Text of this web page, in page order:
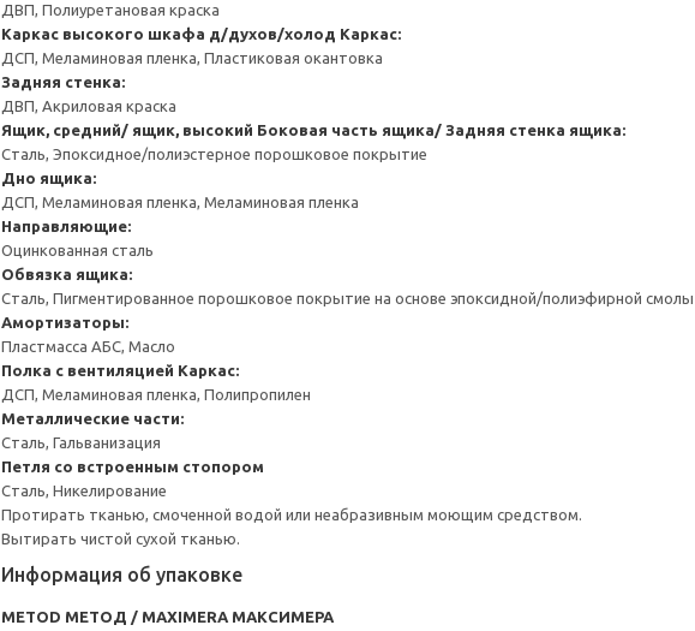
ДВП, Полиуретановая краска
Каркас высокого шкафа д/духов/холод Каркас:
ДСП, Меламиновая пленка, Пластиковая окантовка
Задняя стенка:
ДВП, Акриловая краска
Ящик, средний/ ящик, высокий Боковая часть ящика/ Задняя стенка ящика:
Сталь, Эпоксидное/полиэстерное порошковое покрытие
Дно ящика:
ДСП, Меламиновая пленка, Меламиновая пленка
Направляющие:
Оцинкованная сталь
Обвязка ящика:
Сталь, Пигментированное порошковое покрытие на основе эпоксидной/полиэфирной смолы
Амортизаторы:
Пластмасса АБС, Масло
Полка с вентиляцией Каркас:
ДСП, Меламиновая пленка, Полипропилен
Металлические части:
Сталь, Гальванизация
Петля со встроенным стопором
Сталь, Никелирование
Протирать тканью, смоченной водой или неабразивным моющим средством.
Вытирать чистой сухой тканью.
Информация об упаковке
METOD МЕТОД / MAXIMERA МАКСИМЕРА